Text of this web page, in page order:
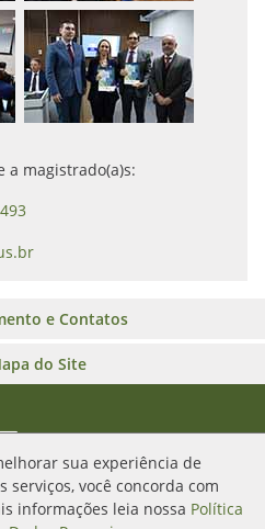
sua experiência de
serviços, você concorda com
informações leia nossa Política
a magistrado(a)s:
e Contatos
do Site
YouTube
Acessar Flickr
Acessar SoundCloud
n. 208
901